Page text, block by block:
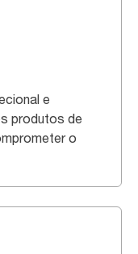
e
produtos de
o